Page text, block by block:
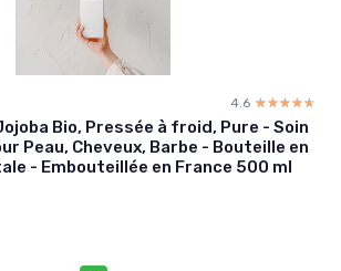
4.6 ☆☆☆☆☆
★★★★★
Bio, Pressée à froid, Pure - Soin
Peau, Cheveux, Barbe - Bouteille en
- Embouteillée en France 500 ml